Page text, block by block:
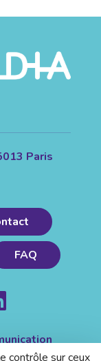
Paris
FAQ
contrôle sur ceux